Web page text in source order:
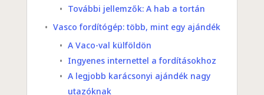
További jellemzők: A hab a tortán
Vasco fordítógép: több, mint egy ajándék
A Vaco-val külföldön
Ingyenes internettel a fordításokhoz
A legjobb karácsonyi ajándék nagy
utazóknak